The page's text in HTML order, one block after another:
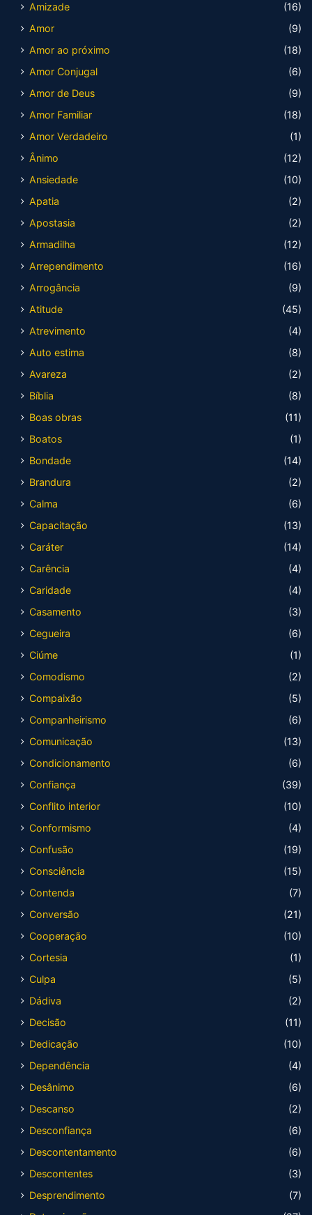
Amizade
(16)
Amor
(9)
Amor ao próximo
(18)
Amor Conjugal
(6)
Amor de Deus
(9)
Amor Familiar
(18)
Amor Verdadeiro
(1)
Ânimo
(12)
Ansiedade
(10)
Apatia
(2)
Apostasia
(2)
Armadilha
(12)
Arrependimento
(16)
Arrogância
(9)
Atitude
(45)
Atrevimento
(4)
Auto estima
(8)
Avareza
(2)
Bíblia
(8)
Boas obras
(11)
Boatos
(1)
Bondade
(14)
Brandura
(2)
Calma
(6)
Capacitação
(13)
Caráter
(14)
Carência
(4)
Caridade
(4)
Casamento
(3)
Cegueira
(6)
Ciúme
(1)
Comodismo
(2)
Compaixão
(5)
Companheirismo
(6)
Comunicação
(13)
Condicionamento
(6)
Confiança
(39)
Conflito interior
(10)
Conformismo
(4)
Confusão
(19)
Consciência
(15)
Contenda
(7)
Conversão
(21)
Cooperação
(10)
Cortesia
(1)
Culpa
(5)
Dádiva
(2)
Decisão
(11)
Dedicação
(10)
Dependência
(4)
Desânimo
(6)
Descanso
(2)
Desconfiança
(6)
Descontentamento
(6)
Descontentes
(3)
Desprendimento
(7)